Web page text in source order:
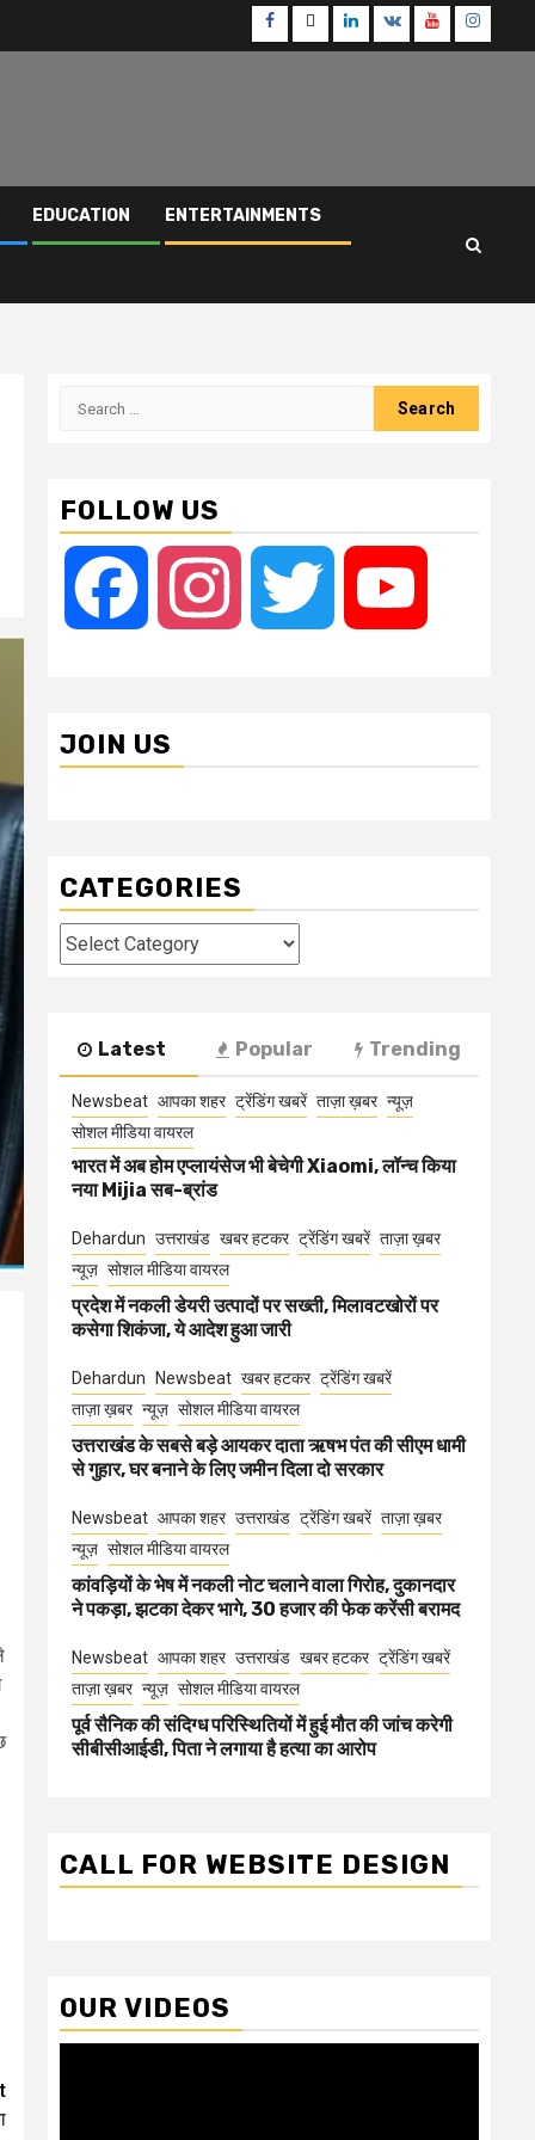
Facebook
TwitterLinkedin
VK Youtube
EDUCATION ENTERTAINMENTS
Search
FOLLOW US
Facebook Instagram Twitter
JOIN US
CATEGORIES
Categories
Latest Popular Trending
Newsbeat आपका शहर ट्रेंडिंग खबरें ताज़ा ख़बर न्यूज़
सोशल मीडिया वायरल
भारत में अब होम एप्लायंसेज भी बेचेगी Xiaomi, लॉन्च किया
नया Mijia सब-ब्रांड
Dehardun उत्तराखंड खबर हटकर ट्रेंडिंग खबरें ताज़ा ख़बर
न्यूज़ सोशल मीडिया वायरल
प्रदेश में नकली डेयरी उत्पादों पर सख्ती, मिलावटखोरों पर
कसेगा शिकंजा, ये आदेश हुआ जारी
Dehardun Newsbeat खबर हटकर ट्रेंडिंग खबरें
ताज़ा ख़बर न्यूज़ सोशल मीडिया वायरल
उत्तराखंड के सबसे बड़े आयकर दाता ऋषभ पंत की सीएम धामी
से गुहार, घर बनाने के लिए जमीन दिला दो सरकार
Newsbeat आपका शहर उत्तराखंड ट्रेंडिंग खबरें ताज़ा ख़बर
न्यूज़ सोशल मीडिया वायरल
कांवड़ियों के भेष में नकली नोट चलाने वाला गिरोह, दुकानदार
ने पकड़ा, झटका देकर भागे, 30 हजार की फेक करेंसी बरामद
Newsbeat आपका शहर उत्तराखंड खबर हटकर ट्रेंडिंग खबरें
ताज़ा ख़बर न्यूज़ सोशल मीडिया वायरल
पूर्व सैनिक की संदिग्ध परिस्थितियों में हुई मौत की जांच करेगी
सीबीसीआईडी, पिता ने लगाया है हत्या का आरोप
CALL FOR WEBSITE DESIGN
OUR VIDEOS